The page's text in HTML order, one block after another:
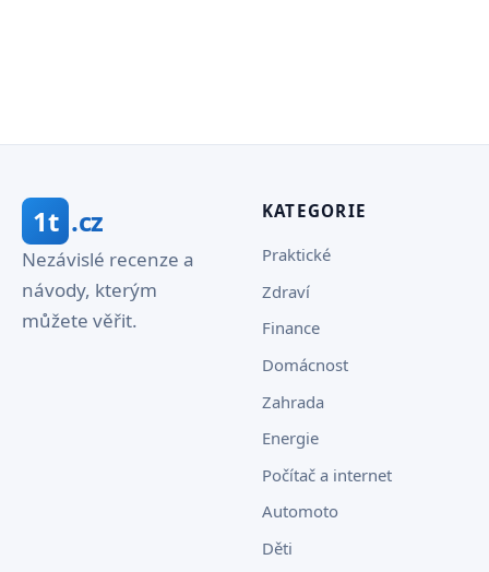
1t .cz
Nezávislé recenze a
návody, kterým
můžete věřit.
KATEGORIE
Praktické
Zdraví
Finance
Domácnost
Zahrada
Energie
Počítač a internet
Automoto
Děti